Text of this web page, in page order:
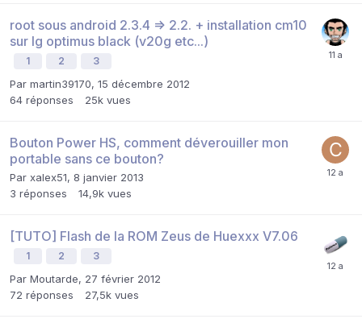
root sous android 2.3.4 => 2.2. + installation cm10
sur lg optimus black (v20g etc...)
1 2 3
Par martin39170, 15 décembre 2012
64 réponses 25k vues
Bouton Power HS, comment déverouiller mon
portable sans ce bouton?
Par xalex51, 8 janvier 2013
3 réponses 14,9k vues
[TUTO] Flash de la ROM Zeus de Huexxx V7.06
1 2 3
Par Moutarde, 27 février 2012
72 réponses 27,5k vues